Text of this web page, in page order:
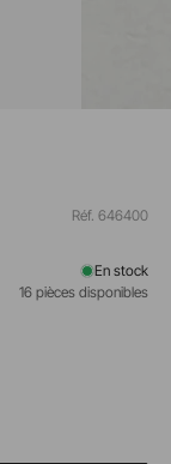
Réf. 646400
En stock
16 pièces disponibles